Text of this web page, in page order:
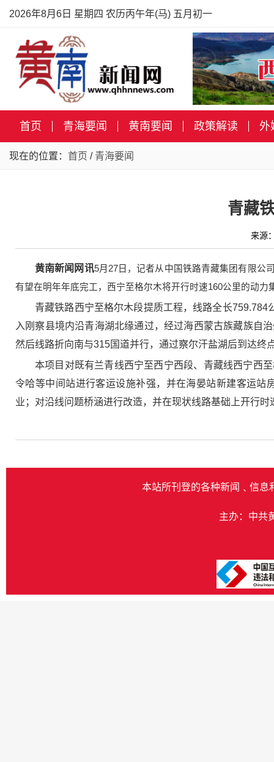
2026年8月6日 星期四 农历丙午年(马) 五月初一
首页 青海要闻 黄南要闻 政策解读 外
现在的位置： 首页 / 青海要闻
青藏
来源
黄南新闻网讯5月27日，记者从中国铁路青藏集团有限公
有望在明年年底完工，西宁至格尔木将开行时速160公里的动力
青藏铁路西宁至格尔木段提质工程，线路全长
入刚察县境内沿青海湖北缘通过，经过海西蒙古族藏族自
然后线路折向南与315国道并行，通过察尔汗盐湖后到达
本项目对既有兰青线西宁至西宁西段、青藏线西宁西
令哈等中间站进行客运设施补强，并在海晏站新建客运
业；对沿线问题桥涵进行改造，并在现状线路基础上开行
本站所刊登的各种新闻﹑信息
主办：中共